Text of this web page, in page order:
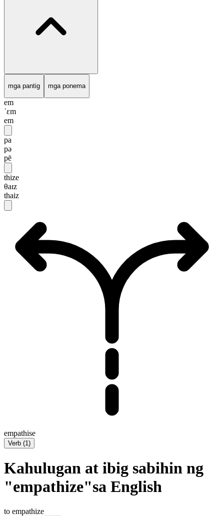
mga pantig mga ponema
em
ˈɛm
em
pa
pə
pē
thize
θaɪz
thaiz
empathise
Verb (1)
Kahulugan at ibig sabihin ng
"empathize"sa English
to empathize